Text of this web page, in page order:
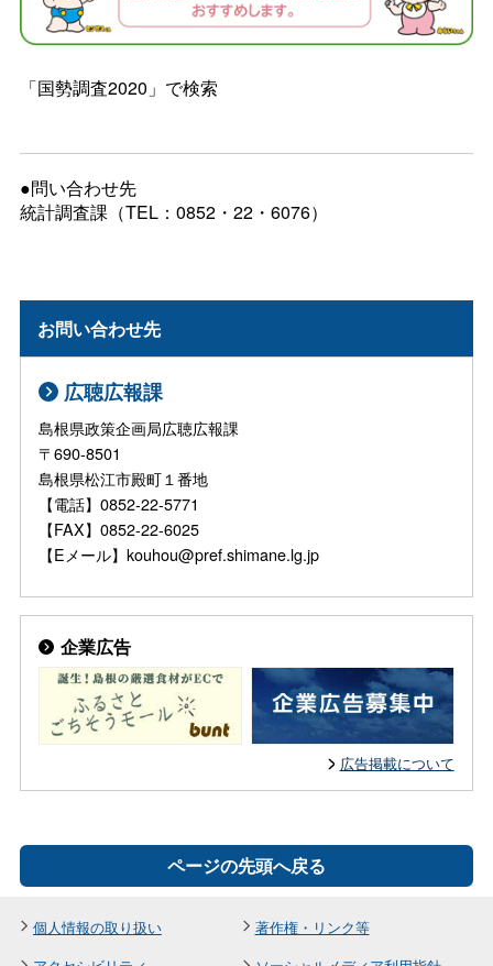
「国勢調査2020」で検索
●問い合わせ先
統計調査課（TEL：0852・22・6076）
お問い合わせ先
広聴広報課
島根県政策企画局広聴広報課
〒690-8501
島根県松江市殿町１番地
【電話】0852-22-5771
【FAX】0852-22-6025
【Eメール】kouhou@pref.shimane.lg.jp
企業広告
広告掲載について
ページの先頭へ戻る
個人情報の取り扱い
著作権・リンク等